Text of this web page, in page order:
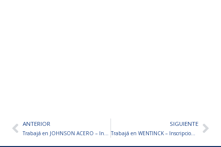
AntANTERIOR
Trabajá en JOHNSON ACERO – Inscripciones abiertas
SIGUIENTE
Trabajá en WENTINCK – Inscripciones abiertas